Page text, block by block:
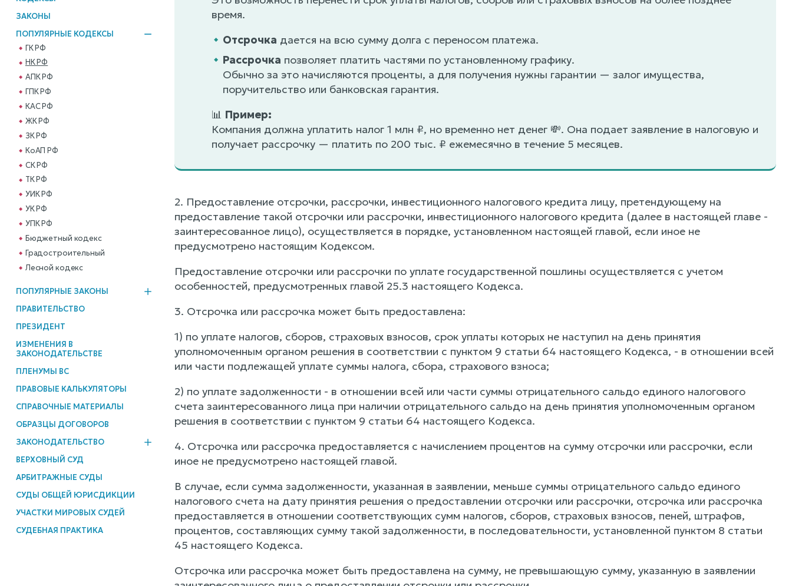
ЗАКОНЫ
ПОПУЛЯРНЫЕ КОДЕКСЫ
ГК РФ
НК РФ
АПК РФ
ГПК РФ
КАС РФ
ЖК РФ
ЗК РФ
КоАП РФ
СК РФ
ТК РФ
УИК РФ
УК РФ
УПК РФ
Бюджетный кодекс
Градостроительный
Лесной кодекс
ПОПУЛЯРНЫЕ ЗАКОНЫ
ПРАВИТЕЛЬСТВО
ПРЕЗИДЕНТ
ИЗМЕНЕНИЯ В
ЗАКОНОДАТЕЛЬСТВЕ
ПЛЕНУМЫ ВС
ПРАВОВЫЕ КАЛЬКУЛЯТОРЫ
СПРАВОЧНЫЕ МАТЕРИАЛЫ
ОБРАЗЦЫ ДОГОВОРОВ
ЗАКОНОДАТЕЛЬСТВО
ВЕРХОВНЫЙ СУД
АРБИТРАЖНЫЕ СУДЫ
СУДЫ ОБЩЕЙ ЮРИСДИКЦИИ
УЧАСТКИ МИРОВЫХ СУДЕЙ
СУДЕБНАЯ ПРАКТИКА
время.
Отсрочка дается на всю сумму долга с переносом платежа.
Рассрочка позволяет платить частями по установленному графику.
Обычно за это начисляются проценты, а для получения нужны гарантии — залог имущества,
поручительство или банковская гарантия.
📊 Пример:
Компания должна уплатить налог 1 млн ₽, но временно нет денег 💸. Она подает заявление в налоговую и
получает рассрочку — платить по 200 тыс. ₽ ежемесячно в течение 5 месяцев.
2. Предоставление отсрочки, рассрочки, инвестиционного налогового кредита лицу, претендующему на
предоставление такой отсрочки или рассрочки, инвестиционного налогового кредита (далее в настоящей главе -
заинтересованное лицо), осуществляется в порядке, установленном настоящей главой, если иное не
предусмотрено настоящим Кодексом.
Предоставление отсрочки или рассрочки по уплате государственной пошлины осуществляется с учетом
особенностей, предусмотренных главой 25.3 настоящего Кодекса.
3. Отсрочка или рассрочка может быть предоставлена:
1) по уплате налогов, сборов, страховых взносов, срок уплаты которых не наступил на день принятия
уполномоченным органом решения в соответствии с пунктом 9 статьи 64 настоящего Кодекса, - в отношении всей
или части подлежащей уплате суммы налога, сбора, страхового взноса;
2) по уплате задолженности - в отношении всей или части суммы отрицательного сальдо единого налогового
счета заинтересованного лица при наличии отрицательного сальдо на день принятия уполномоченным органом
решения в соответствии с пунктом 9 статьи 64 настоящего Кодекса.
4. Отсрочка или рассрочка предоставляется с начислением процентов на сумму отсрочки или рассрочки, если
иное не предусмотрено настоящей главой.
В случае, если сумма задолженности, указанная в заявлении, меньше суммы отрицательного сальдо единого
налогового счета на дату принятия решения о предоставлении отсрочки или рассрочки, отсрочка или рассрочка
предоставляется в отношении соответствующих сумм налогов, сборов, страховых взносов, пеней, штрафов,
процентов, составляющих сумму такой задолженности, в последовательности, установленной пунктом 8 статьи
45 настоящего Кодекса.
Отсрочка или рассрочка может быть предоставлена на сумму, не превышающую сумму, указанную в заявлении